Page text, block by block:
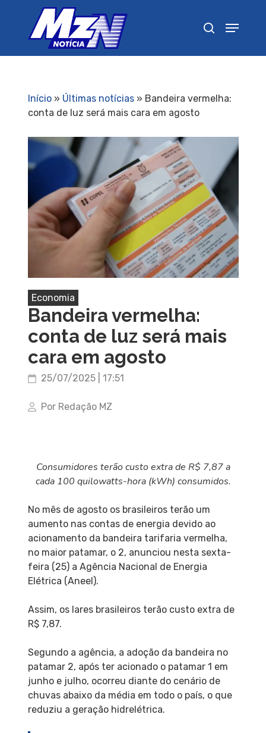
Início» Últimas notícias» Bandeira vermelha:
conta de luz será mais cara em agosto
Economia
Bandeira vermelha:
conta de luz será mais
cara em agosto
25/07/2025 | 17:51
Por Redação MZ
Consumidores terão custo extra de R$ 7,87 a
cada 100 quilowatts-hora (kWh) consumidos.
No mês de agosto os brasileiros terão um
aumento nas contas de energia devido ao
acionamento da bandeira tarifaria vermelha,
no maior patamar, o 2, anunciou nesta sexta-
feira (25) a Agência Nacional de Energia
Elétrica (Aneel).
Assim, os lares brasileiros terão custo extra de
R$ 7,87.
Segundo a agência, a adoção da bandeira no
patamar 2, após ter acionado o patamar 1 em
junho e julho, ocorreu diante do cenário de
chuvas abaixo da média em todo o país, o que
reduziu a geração hidrelétrica.